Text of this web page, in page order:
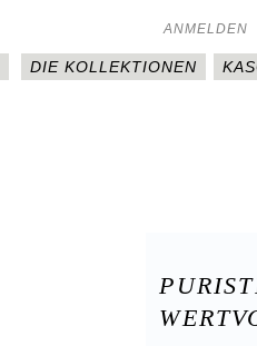
ANMELDEN
DIE KOLLEKTIONEN